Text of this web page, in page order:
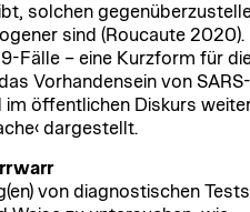
solchen
sind (Roucaute 2020).
Fälle – eine Kurzform für
Vorhandensein von
öffentlichen Diskurs
dargestellt.
von diagnostischen